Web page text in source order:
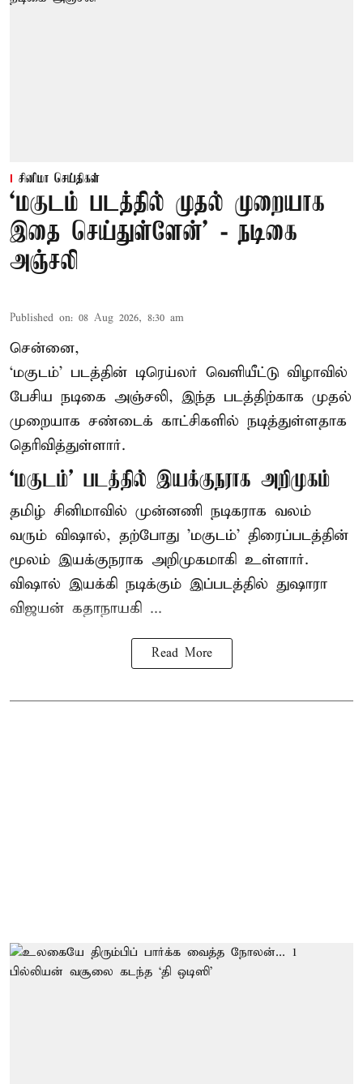
சினிமா செய்திகள்
‘மகுடம் படத்தில் முதல் முறையாக
இதை செய்துள்ளேன்’ - நடிகை
அஞ்சலி
Published on: 08 Aug 2026, 8:30 am
சென்னை,
‘மகுடம்’ படத்தின் டிரெய்லர் வெளியீட்டு விழாவில்
பேசிய நடிகை அஞ்சலி, இந்த படத்திற்காக முதல்
முறையாக சண்டைக் காட்சிகளில் நடித்துள்ளதாக
தெரிவித்துள்ளார்.
‘மகுடம்’ படத்தில் இயக்குநராக அறிமுகம்
தமிழ் சினிமாவில் முன்னணி நடிகராக வலம்
வரும் விஷால், தற்போது 'மகுடம்' திரைப்படத்தின்
மூலம் இயக்குநராக அறிமுகமாகி உள்ளார்.
விஷால் இயக்கி நடிக்கும் இப்படத்தில் துஷாரா
விஜயன் கதாநாயகி ...
Read More